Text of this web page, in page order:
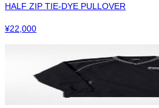
HALF ZIP TIE-DYE PULLOVER
¥22,000